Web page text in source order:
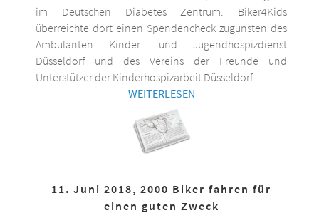
im Deutschen Diabetes Zentrum: Biker4Kids
überreichte dort einen Spendencheck zugunsten des
Ambulanten Kinder- und Jugendhospizdienst
Düsseldorf und des Vereins der Freunde und
Unterstützer der Kinderhospizarbeit Düsseldorf.
WEITERLESEN
11. Juni 2018, 2000 Biker fahren für
einen guten Zweck